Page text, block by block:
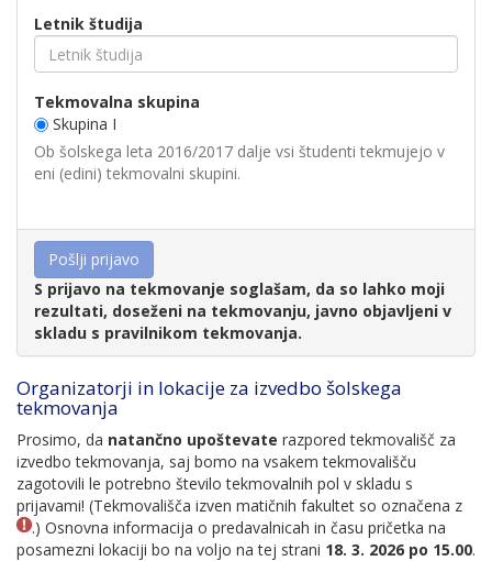
Letnik študija
Tekmovalna skupina
Skupina I
Ob šolskega leta 2016/2017 dalje vsi študenti tekmujejo v
eni (edini) tekmovalni skupini.
S prijavo na tekmovanje soglašam, da so lahko moji
rezultati, doseženi na tekmovanju, javno objavljeni v
skladu s pravilnikom tekmovanja.
Organizatorji in lokacije za izvedbo šolskega
tekmovanja
Prosimo, da natančno upoštevate razpored tekmovališč za
izvedbo tekmovanja, saj bomo na vsakem tekmovališču
zagotovili le potrebno število tekmovalnih pol v skladu s
prijavami! (Tekmovališča izven matičnih fakultet so označena z
.) Osnovna informacija o predavalnicah in času pričetka na
posamezni lokaciji bo na voljo na tej strani 18. 3. 2026 po 15.00.